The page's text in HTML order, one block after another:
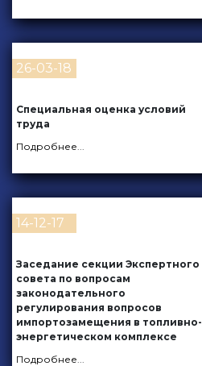
26-03-18
Специальная оценка условий
труда
Подробнее...
14-12-17
Заседание секции Экспертного
совета по вопросам
законодательного
регулирования вопросов
импортозамещения в топливно-
энергетическом комплексе
Подробнее...